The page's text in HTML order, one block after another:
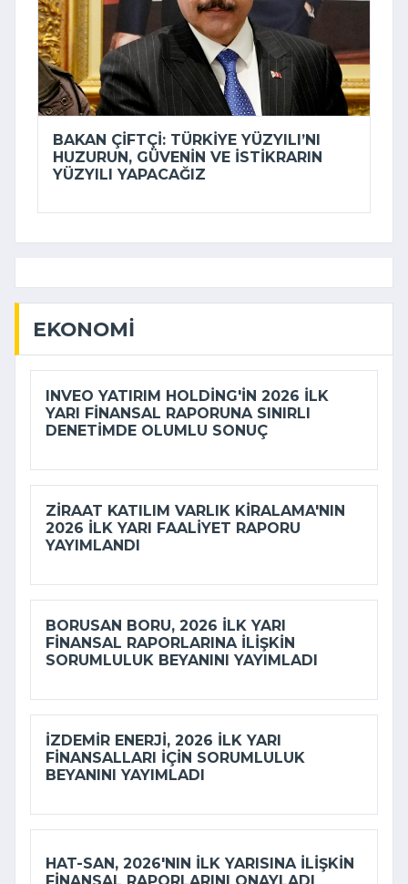
BAKAN ÇIFTÇI: TÜRKIYE YÜZYILI’NI
HUZURUN, GÜVENIN VE ISTIKRARIN
YÜZYILI YAPACAĞIZ
EKONOMI
INVEO YATIRIM HOLDING'IN 2026 ILK
YARI FINANSAL RAPORUNA SINIRLI
DENETIMDE OLUMLU SONUÇ
ZIRAAT KATILIM VARLIK KIRALAMA'NIN
2026 ILK YARI FAALIYET RAPORU
YAYIMLANDI
BORUSAN BORU, 2026 ILK YARI
FINANSAL RAPORLARINA ILIŞKIN
SORUMLULUK BEYANINI YAYIMLADI
İZDEMİR ENERJI, 2026 ILK YARI
FINANSALLARI IÇIN SORUMLULUK
BEYANINI YAYIMLADI
HAT-SAN, 2026'NIN ILK YARISINA ILIŞKIN